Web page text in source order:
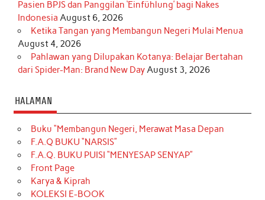
Pasien BPJS dan Panggilan ‘Einfühlung’ bagi Nakes
Indonesia August 6, 2026
Ketika Tangan yang Membangun Negeri Mulai Menua
August 4, 2026
Pahlawan yang Dilupakan Kotanya: Belajar Bertahan
dari Spider-Man: Brand New DayAugust 3, 2026
HALAMAN
Buku “Membangun Negeri, Merawat Masa Depan
F.A.Q BUKU “NARSIS”
F.A.Q. BUKU PUISI “MENYESAP SENYAP”
Front Page
Karya & Kiprah
KOLEKSI E-BOOK